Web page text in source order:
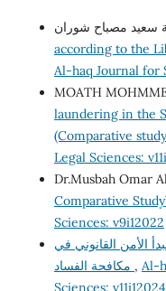
according to the
Al-haq Journal for
MOATH
laundering in the
(Comparative
Legal Sciences:
Dr.Musbah Omar
Comparative
Sciences: v9i12022
الأمن القانوني في
, Al-